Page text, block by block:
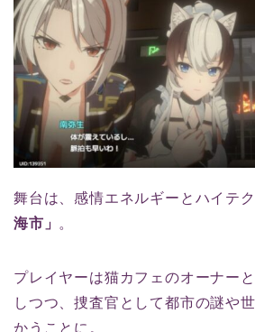
舞台は、感情エネルギーとハイテ
海市」 。
プレイヤーは猫カフェのオーナー
しつつ、捜査官として都市の謎や
かうことに。